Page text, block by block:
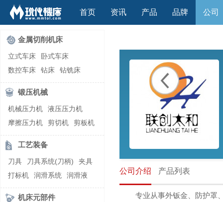
首页 资讯 产品 品牌 公司
金属切削机床
立式车床
卧式车床
数控车床
钻床
钻铣床
立式镗(铣)床
卧式镗(铣)床
龙门铣镗床
立式铣床
卧式铣床
雕刻机
平面磨床
外圆磨床
内圆磨床
龙门磨床
滚齿机\铣齿机
刨床
带锯床
车削加工中心
立式加工中心
卧式加工中心
龙门加工中心
锻压机械
机械压力机
液压压力机
摩擦压力机
剪切机
剪板机
自动锻压机
折弯机
弯管机
快速成型机
工艺装备
刀具 刀具系统(刀柄)
夹具
打标机
润滑系统
润滑液
切削液
刃磨机
机床元部件
公司介绍 产品列表
专业从事外钣金、防护罩